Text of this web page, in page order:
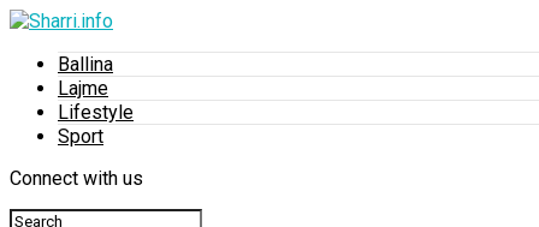
Ballina
Lajme
Lifestyle
Sport
Connect with us